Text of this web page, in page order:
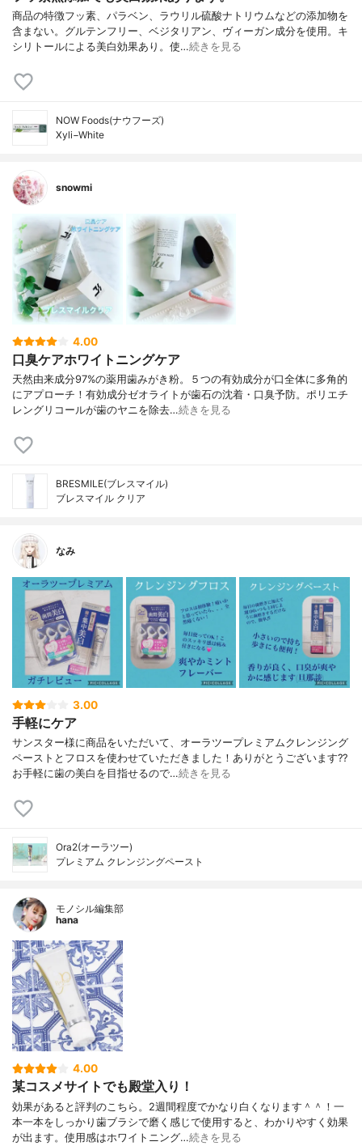
商品の特徴フッ素、パラベン、ラウリル硫酸ナトリウムなどの添加物を
含まない。グルテンフリー、ベジタリアン、ヴィーガン成分を使用。キ
シリトールによる美白効果あり。使…続きを見る
NOW Foods(ナウフーズ)
Xyli−White
snowmi
4.00
口臭ケアホワイトニングケア
天然由来成分97%の薬用歯みがき粉。５つの有効成分が口全体に多角的
にアプローチ！有効成分ゼオライトが歯石の沈着・口臭予防。ポリエチ
レングリコールが歯のヤニを除去…続きを見る
BRESMILE(ブレスマイル)
ブレスマイル クリア
なみ
3.00
手軽にケア
サンスター様に商品をいただいて、オーラツープレミアムクレンジング
ペーストとフロスを使わせていただきました！ありがとうございます??
お手軽に歯の美白を目指せるので…続きを見る
Ora2(オーラツー)
プレミアム クレンジングペースト
モノシル編集部
hana
4.00
某コスメサイトでも殿堂入り！
効果があると評判のこちら。2週間程度でかなり白くなります＾＾！一
本一本をしっかり歯ブラシで磨く感じで使用すると、わかりやすく効果
が出ます。使用感はホワイトニング…続きを見る